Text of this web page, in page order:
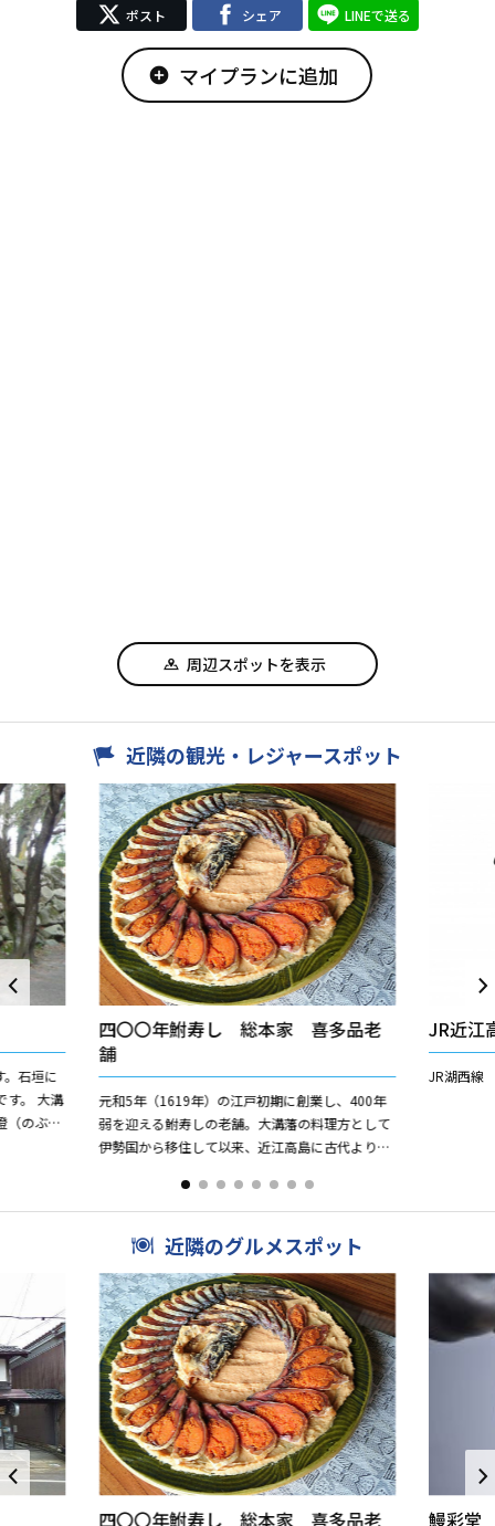
ポスト シェア LINEで送る
add_circle マイプランに追加
周辺スポットを表示
近隣の観光・レジャースポット
石垣に
す。 大溝
（のぶす
四〇〇年鮒寿し 総本家 喜多品老
舗
元和5年（1619年）の江戸初期に創業し、400年
弱を迎える鮒寿しの老舗。大溝藩の料理方として
伊勢国から移住して以来、近江高島に古代より伝
す。希少な琵琶湖産...
JR近江
JR湖西線
近隣のグルメスポット
四〇〇年鮒寿し 総本家 喜多品老 鰻彩堂